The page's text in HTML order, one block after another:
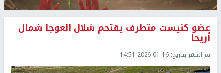
عضو كنيست متطرف يقتحم شلال العوجا شمال
أريحا
تم النشر بتاريخ: 2026-01-16 14:51